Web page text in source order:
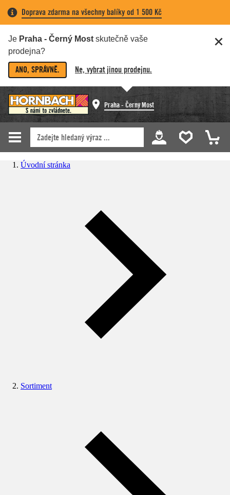
Doprava zdarma na všechny balíky od 1 500 Kč
Je Praha - Černý Most skutečně vaše
prodejna?
ANO, SPRÁVNĚ. Ne, vybrat jinou prodejnu.
Praha - Černý Most
Úvodní stránka
Sortiment